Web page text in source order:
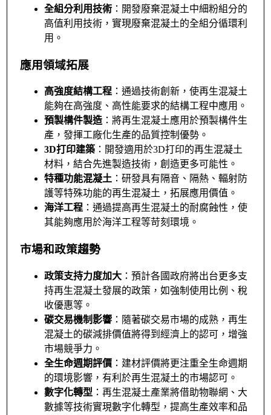
全組分利用技術 ：開發廢棄混凝土中細粉組分的
高值利用技術，實現廢棄混凝土的全組分循環利
用。
應用領域拓展
高強度結構工程 ：通過技術創新，使再生混凝土
能夠在高強度、高性能要求的結構工程中應用。
預製構件製造 ：將再生混凝土應用於預製構件生
產，發揮工廠化生產的品質控制優勢。
3D打印建築 ：開發適用於3D打印的再生混凝土
材料，結合先進製造技術，創造更多可能性。
特種功能混凝土 ：研發具有隔音、隔熱、輻射防
護等特殊功能的再生混凝土，拓展應用價值。
海洋工程 ：通過提高再生混凝土的耐腐蝕性，使
其能夠應用於海洋工程等苛刻環境。
市場和政策趨勢
政策支持力度加大 ：預計各國政府將出台更多支
持再生混凝土發展的政策，如強制使用比例、稅
收優惠等。
碳交易機制影響 ：隨著碳交易市場的成熟，再生
混凝土的碳減排價值將得到經濟上的認可，增強
市場競爭力。
全生命週期評價 ：建材評價將更注重全生命週期
的環境影響，有利於再生混凝土的市場認可。
數字化轉型 ：再生混凝土產業將借助物聯網、大
數據等技術實現數字化轉型，提高生產效率和品